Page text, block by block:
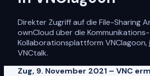
Direkter Zugriff auf die File-Sharing
ownCloud über die
Kollaborationsplattform VNClagoon,
VNCtalk.
Zug, 9. November 2021 – VNC